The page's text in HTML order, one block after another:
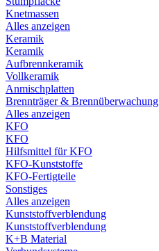
Knetmassen
Alles anzeigen
Keramik
Keramik
Aufbrennkeramik
Vollkeramik
Anmischplatten
Brennträger & Brennüberwachung
Alles anzeigen
KFO
KFO
Hilfsmittel für KFO
KFO-Kunststoffe
KFO-Fertigteile
Sonstiges
Alles anzeigen
Kunststoffverblendung
Kunststoffverblendung
K+B Material